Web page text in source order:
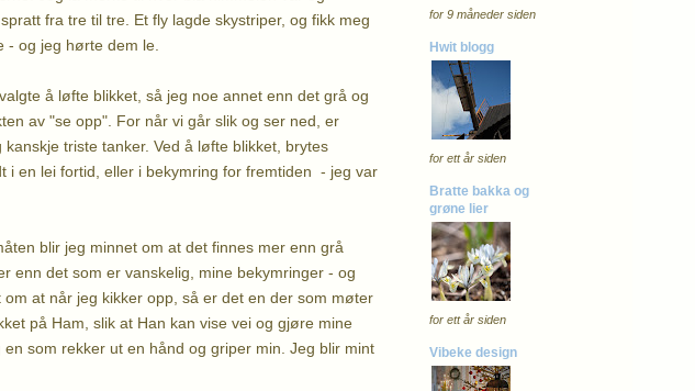
fra tre til tre. Et fly lagde skystriper, og fikk meg
- og jeg hørte dem le.
å løfte blikket, så jeg noe annet enn det grå og
av "se opp". For når vi går slik og ser ned, er
triste tanker. Ved å løfte blikket, brytes
i en lei fortid, eller i bekymring for fremtiden - jeg var
blir jeg minnet om at det finnes mer enn grå
enn det som er vanskelig, mine bekymringer - og
at når jeg kikker opp, så er det en der som møter
på Ham, slik at Han kan vise vei og gjøre mine
som rekker ut en hånd og griper min. Jeg blir mint
for 9 måneder siden
Hwit blogg
for ett år siden
Bratte bakka og
grøne lier
for ett år siden
Vibeke design